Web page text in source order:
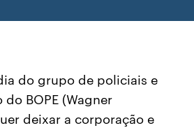
do grupo de policiais e
BOPE (Wagner
deixar a corporação e